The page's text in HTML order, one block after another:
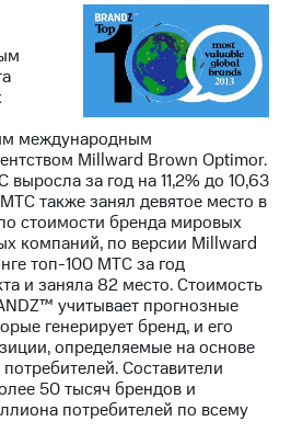
международным
Millward Brown Optimor.
за год на 11,2% до 10,63
также занял девятое место в
стоимости бренда мировых
компаний, по версии Millward
топ-100 МТС за год
и заняла 82 место. Стоимость
учитывает прогнозные
генерирует бренд, и его
определяемые на основе
Составители
50 тысяч брендов и
потребителей по всему